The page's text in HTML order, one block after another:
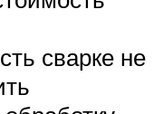
сварке не